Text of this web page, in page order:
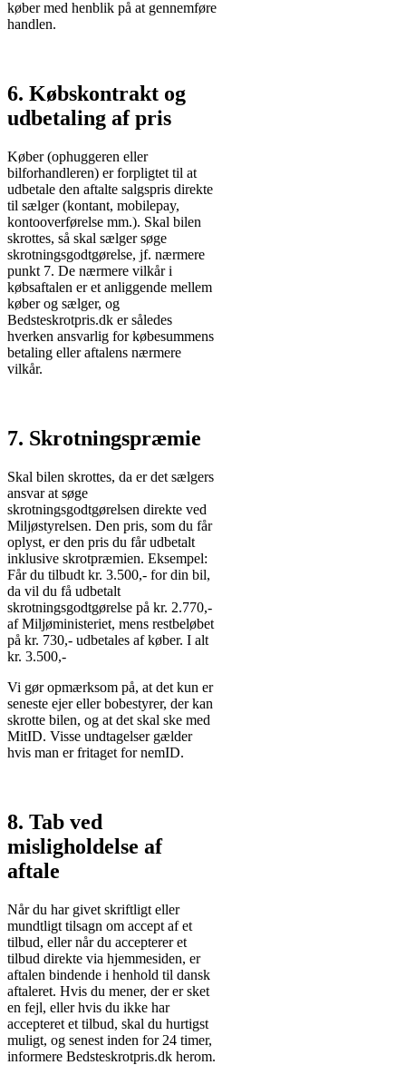
køber med henblik på at gennemføre
handlen.
6. Købskontrakt og
udbetaling af pris
Køber (ophuggeren eller
bilforhandleren) er forpligtet til at
udbetale den aftalte salgspris direkte
til sælger (kontant, mobilepay,
kontooverførelse mm.). Skal bilen
skrottes, så skal sælger søge
skrotningsgodtgørelse, jf. nærmere
punkt 7. De nærmere vilkår i
købsaftalen er et anliggende mellem
køber og sælger, og
Bedsteskrotpris.dk er således
hverken ansvarlig for købesummens
betaling eller aftalens nærmere
vilkår.
7. Skrotningspræmie
Skal bilen skrottes, da er det sælgers
ansvar at søge
skrotningsgodtgørelsen direkte ved
Miljøstyrelsen. Den pris, som du får
oplyst, er den pris du får udbetalt
inklusive skrotpræmien. Eksempel:
Får du tilbudt kr. 3.500,- for din bil,
da vil du få udbetalt
skrotningsgodtgørelse på kr. 2.770,-
af Miljøministeriet, mens restbeløbet
på kr. 730,- udbetales af køber. I alt
kr. 3.500,-
Vi gør opmærksom på, at det kun er
seneste ejer eller bobestyrer, der kan
skrotte bilen, og at det skal ske med
MitID. Visse undtagelser gælder
hvis man er fritaget for nemID.
8. Tab ved
misligholdelse af
aftale
Når du har givet skriftligt eller
mundtligt tilsagn om accept af et
tilbud, eller når du accepterer et
tilbud direkte via hjemmesiden, er
aftalen bindende i henhold til dansk
aftaleret. Hvis du mener, der er sket
en fejl, eller hvis du ikke har
accepteret et tilbud, skal du hurtigst
muligt, og senest inden for 24 timer,
informere Bedsteskrotpris.dk herom.